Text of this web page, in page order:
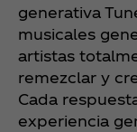
generativa
musicales
artistas
remezclar y
Cada
experiencia